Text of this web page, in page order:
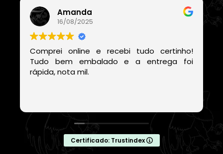
Amanda
16/08/2025
Comprei online e recebi tudo certinho!
Tudo bem embalado e a entrega foi
rápida, nota mil.
Certificado: Trustindex